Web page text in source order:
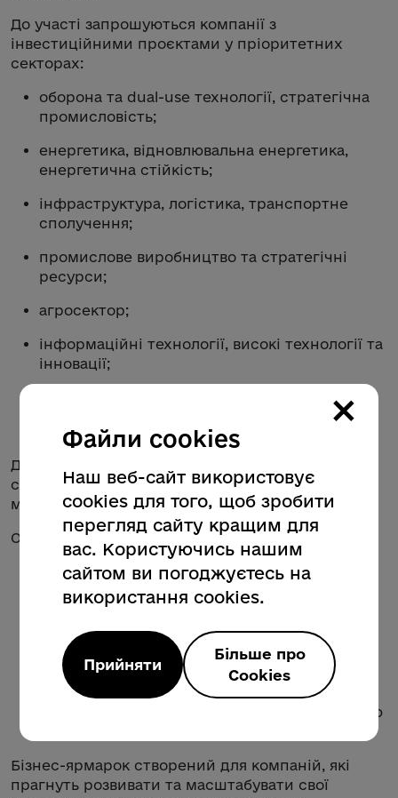
До участі запрошуються компанії з
інвестиційними проєктами у пріоритетних
секторах:
оборона та dual-use технології, стратегічна
промисловість;
енергетика, відновлювальна енергетика,
енергетична стійкість;
інфраструктура, логістика, транспортне
сполучення;
промислове виробництво та стратегічні
ресурси;
агросектор;
інформаційні технології, високі технології та
інновації;
будівництво та інші напрями.
До розгляду приймаються проєкти на будь-якій
стадії реалізації: від ідеї та MVP/пілоту до
масштабування і діючого бізнесу.
Основні вимоги до компаній:
щонайменше 3 роки діяльності;
наявність структурованого інвестиційного
визначений обсяг інвестицій і формат їх
залучення;
готовність презентувати проєкт англійською
Бізнес-ярмарок створений для компаній, які
прагнуть розвивати та масштабувати свої
×
Файли cookies
Наш веб-сайт використовує
cookies для того, щоб зробити
перегляд сайту кращим для
вас. Користуючись нашим
сайтом ви погоджуєтесь на
використання cookies.
Прийняти
Більше про
Cookies